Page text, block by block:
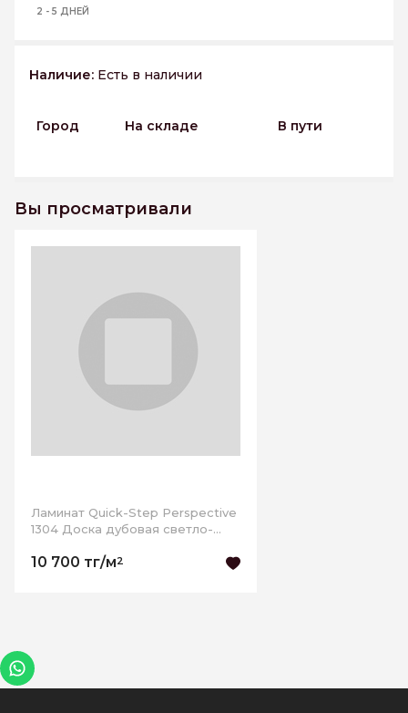
2 - 5 ДНЕЙ
Наличие: Есть в наличии
Город На складе В пути
Вы просматривали
Ламинат Quick-Step Perspective
1304 Доска дубовая светло-
10 700 тг/м2